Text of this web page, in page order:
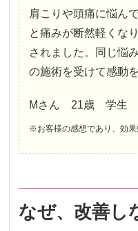
肩こりや頭痛に悩ん
と痛みが断然軽くな
されました。同じ悩
の施術を受けて感動
Mさん 21歳 学生
※お客様の感想であり、効果
なぜ、改善し